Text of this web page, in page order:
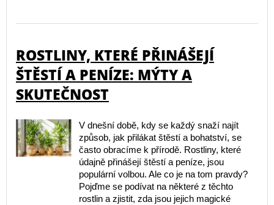
ROSTLINY, KTERÉ PŘINÁŠEJÍ
ŠTĚSTÍ A PENÍZE: MÝTY A
SKUTEČNOST
V dnešní době, kdy se každý snaží najít
způsob, jak přilákat štěstí a bohatství, se
často obracíme k přírodě. Rostliny, které
údajně přinášejí štěstí a peníze, jsou
populární volbou. Ale co je na tom pravdy?
Pojďme se podívat na některé z těchto
rostlin a zjistit, zda jsou jejich magické